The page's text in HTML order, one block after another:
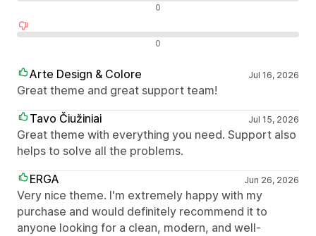
0
0
Arte Design & Colore Jul 16, 2026
Great theme and great support team!
Tavo Čiužiniai
Jul 15, 2026
Great theme with everything you need. Support also
helps to solve all the problems.
ERGA
Jun 26, 2026
Very nice theme. I'm extremely happy with my
purchase and would definitely recommend it to
anyone looking for a clean, modern, and well-